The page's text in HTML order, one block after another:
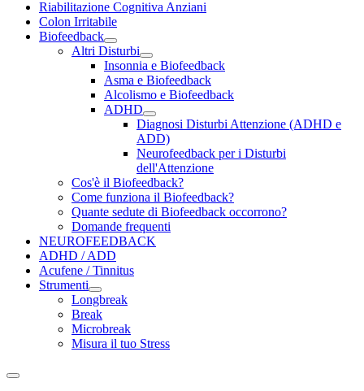
Riabilitazione Cognitiva Anziani
Colon Irritabile
Biofeedback
Altri Disturbi
Insonnia e Biofeedback
Asma e Biofeedback
Alcolismo e Biofeedback
ADHD
Diagnosi Disturbi Attenzione (ADHD e
ADD)
Neurofeedback per i Disturbi
dell'Attenzione
Cos'è il Biofeedback?
Come funziona il Biofeedback?
Quante sedute di Biofeedback occorrono?
Domande frequenti
NEUROFEEDBACK
ADHD / ADD
Acufene / Tinnitus
Strumenti
Longbreak
Break
Microbreak
Misura il tuo Stress